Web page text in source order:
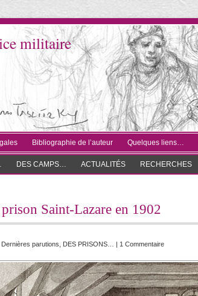
militaire
Bibliographie de l’auteur Quelques liens…
DES CAMPS… ACTUALITÉS RECHERCHES
Saint-Lazare en 1902
Dernières parutions DES PRISONS… | 1 Commentaire